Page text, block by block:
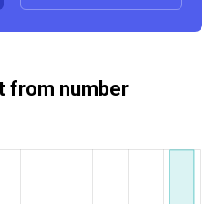
from number